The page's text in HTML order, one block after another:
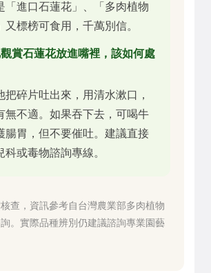
「進口石蓮花」、「多肉植物
又標榜可食用，千萬別信。
賞石蓮花放進嘴裡，該如何處
把碎片吐出來，用清水漱口，
無不適。如果吞下去，可喝牛
腸胃，但不要催吐。建議直接
科或毒物諮詢專線。
查，資訊參考自台灣農業部多肉植物
。實際品種辨別仍建議諮詢專業園藝